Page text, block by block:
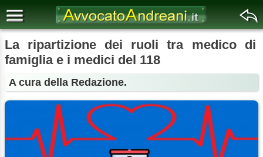
La ripartizione dei ruoli tra medico di
famiglia e i medici del 118
A cura della Redazione.